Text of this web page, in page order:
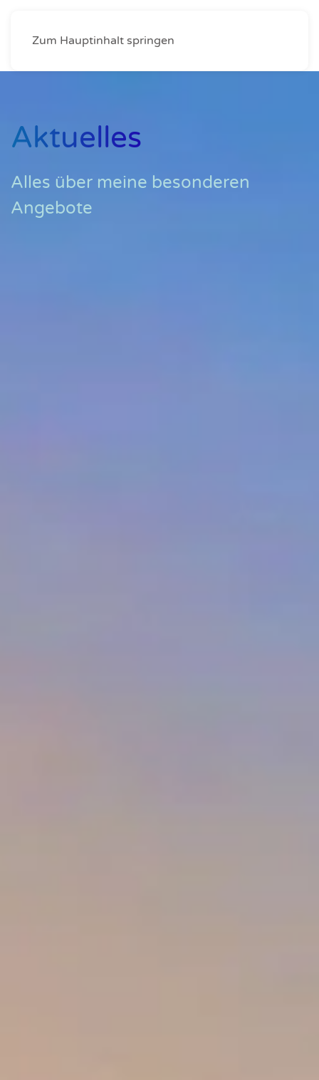
Zum Hauptinhalt springen
Aktuelles
Alles über meine besonderen
Angebote